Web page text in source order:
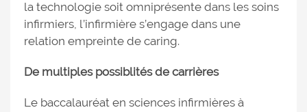
la technologie soit omniprésente dans les soins
infirmiers, l’infirmière s’engage dans une
relation empreinte de caring.
De multiples possiblités de carrières
Le baccalauréat en sciences infirmières à